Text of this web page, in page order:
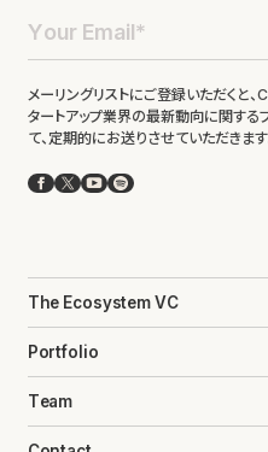
メーリングリストにご登録いただくと
タートアップ業界の最新動向に関する
て、定期的にお送りさせていただきます
Facebook
X YouTube
Spotify
The Ecosystem VC
Portfolio
Team